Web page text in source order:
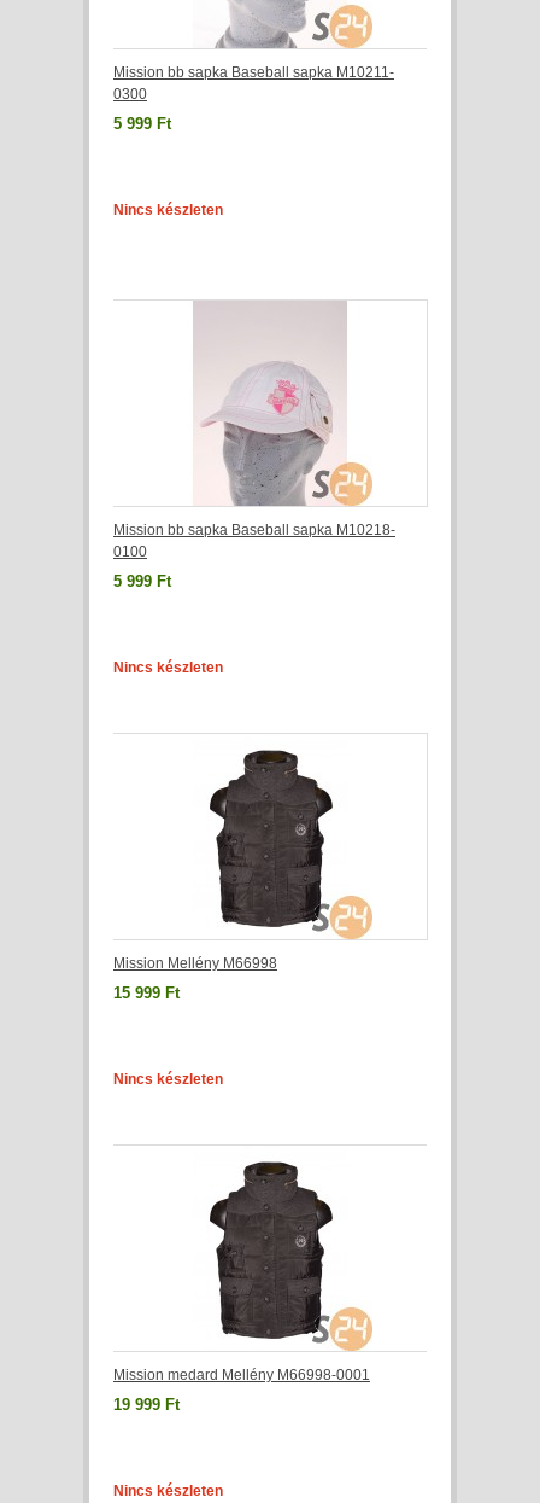
Mission bb sapka Baseball sapka M10211-
0300
5 999 Ft
Nincs készleten
Mission bb sapka Baseball sapka M10218-
0100
5 999 Ft
Nincs készleten
Mission Mellény M66998
15 999 Ft
Nincs készleten
Mission medard Mellény M66998-0001
19 999 Ft
Nincs készleten